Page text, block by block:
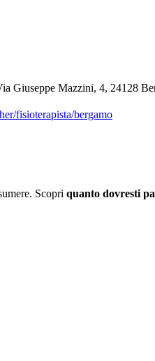
Giuseppe Mazzini, 4, 24128
fisioterapista/bergamo
Scopri quanto dovresti